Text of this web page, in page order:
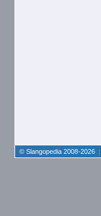
© Slangopedia 2008-2026 :